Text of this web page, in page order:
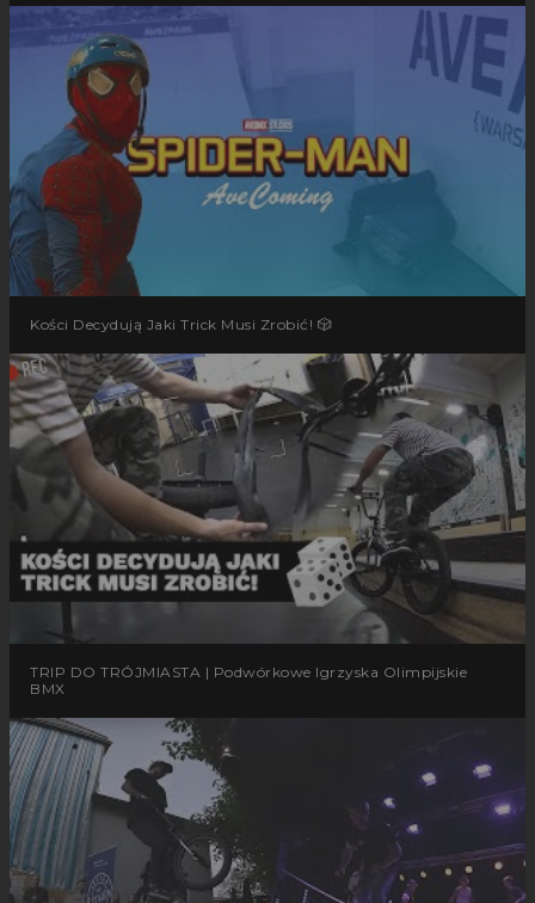
Kości Decydują Jaki Trick Musi Zrobić! 🎲
TRIP DO TRÓJMIASTA | Podwórkowe Igrzyska Olimpijskie
BMX